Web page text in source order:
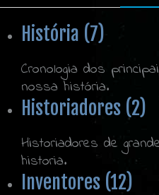
História (7)
Cronologia dos
nossa história.
Historiadores (2)
Historiadores de
historia.
Inventores (12)